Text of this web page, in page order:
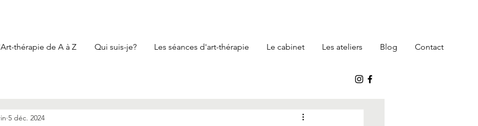
thérapie de A à Z Qui suis-je? Les séances d'art-thérapie Le cabinet Les ateliers Blog Contact
5 déc. 2024